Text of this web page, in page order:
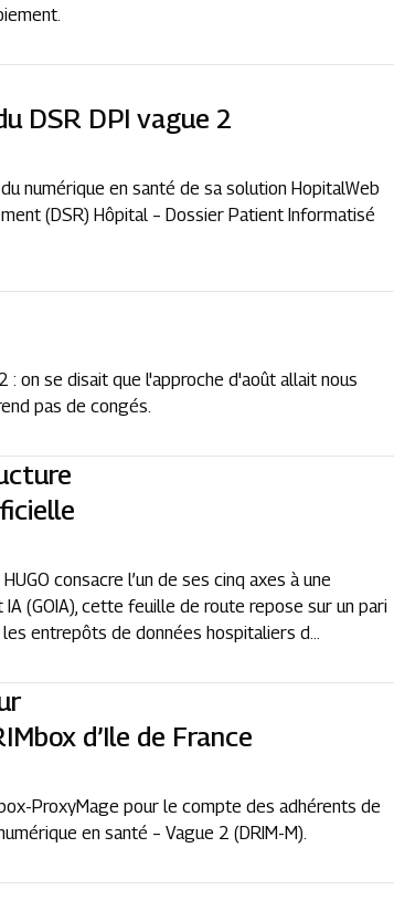
DSR DPI vague 2
numérique en santé de sa solution HopitalWeb
(DSR) Hôpital – Dossier Patient Informatisé
on se disait que l'approche d'août allait nous
pas de congés.
consacre l’un de ses cinq axes à une
(GOIA), cette feuille de route repose sur un pari
entrepôts de données hospitaliers d...
d’Ile de France
ProxyMage pour le compte des adhérents de
en santé – Vague 2 (DRIM-M).